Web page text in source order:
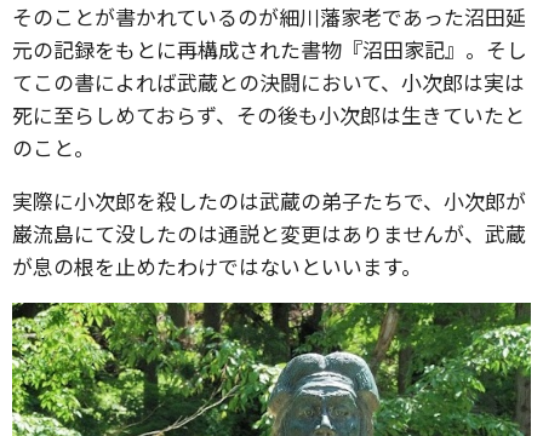
そのことが書かれているのが細川藩家老であった沼田延
元の記録をもとに再構成された書物『沼田家記』。そし
てこの書によれば武蔵との決闘において、小次郎は実は
死に至らしめておらず、その後も小次郎は生きていたと
のこと。
実際に小次郎を殺したのは武蔵の弟子たちで、小次郎が
巌流島にて没したのは通説と変更はありませんが、武蔵
が息の根を止めたわけではないといいます。